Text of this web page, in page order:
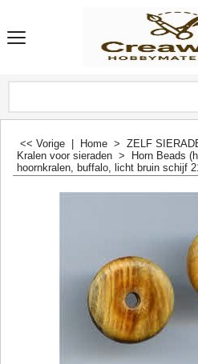
<< Vorige Home > ZELF
Kralen voor sieraden > Horn Beads
hoornkralen, buffalo, licht bruin schijf